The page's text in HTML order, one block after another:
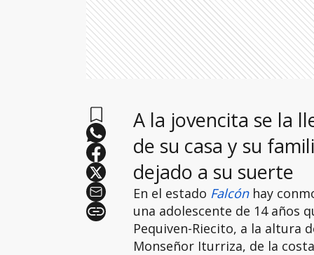
A la jovencita se la
de su casa y su
dejado a su suerte
En el estado Falcónhay
una adolescente de 14 años
Pequiven-Riecito, a la altura
Monseñor Iturriza, de la